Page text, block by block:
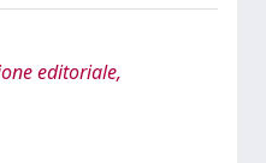
editoriale,